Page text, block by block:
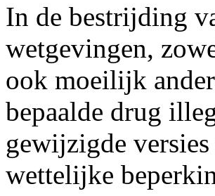
In de bestrijding
wetgevingen,
ook moeilijk
bepaalde drug
gewijzigde
wettelijke